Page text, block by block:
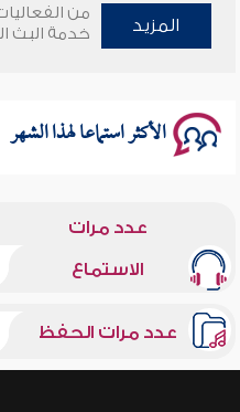
وأمنهم من خوف 9
المزيد
من
خدمة البث
الأكثر استماعا لهذا الشهر
عدد مرات
الاستماع
عدد مرات الحفظ